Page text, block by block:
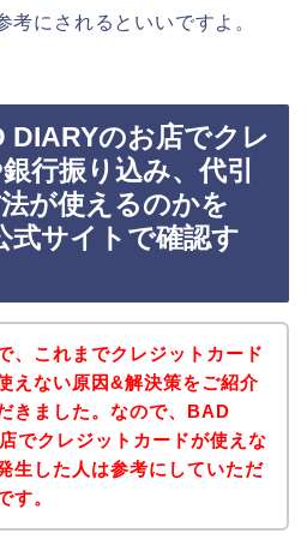
考にされるといいですよ。
DIARYのお店でクレ
行振り込み、代引
が使えるのかを
式サイトで確認す
、これまでクレジットカード
えない原因&解決策をご紹介
きました。なので、BAD
でクレジットカードが使えな
生した人は参考にしていただ
す。